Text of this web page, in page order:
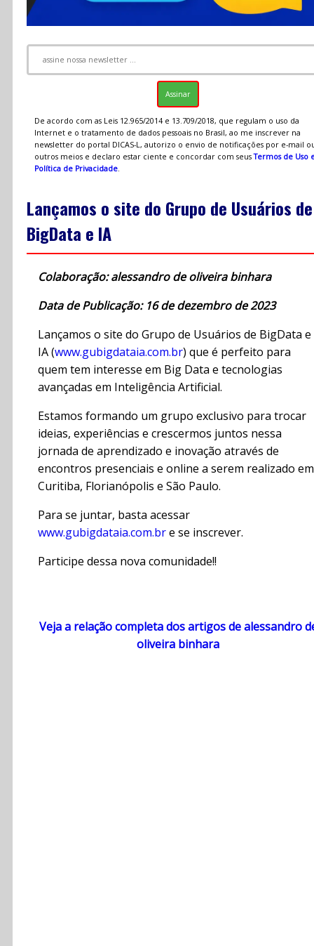
De acordo com as Leis 12.965/2014 e 13.709/2018, que regulam o uso da
Internet e o tratamento de dados pessoais no Brasil, ao me inscrever na
newsletter do portal DICAS-L, autorizo o envio de notificações por e-mail
outros meios e declaro estar ciente e concordar com seusTermos de Uso
Política de Privacidade.
Lançamos o site do Grupo de Usuários de
BigData e IA
Colaboração: alessandro de oliveira binhara
Data de Publicação: 16 de dezembro de 2023
Lançamos o site do Grupo de Usuários de BigData e
IA (www.gubigdataia.com.br) que é perfeito para
quem tem interesse em Big Data e tecnologias
avançadas em Inteligência Artificial.
Estamos formando um grupo exclusivo para trocar
ideias, experiências e crescermos juntos nessa
jornada de aprendizado e inovação através de
encontros presenciais e online a serem realizado em
Curitiba, Florianópolis e São Paulo.
Para se juntar, basta acessar
www.gubigdataia.com.bre se inscrever.
Participe dessa nova comunidade!!
Veja a relação completa dos artigos de alessandro
oliveira binhara